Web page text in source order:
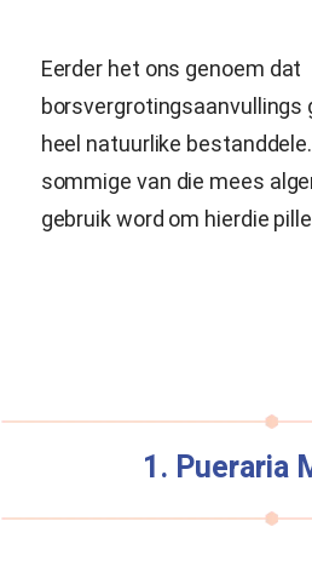
Eerder het ons genoem dat
borsvergrotingsaanvullings
heel natuurlike
sommige van die mees
gebruik word om hierdie
1. Pueraria